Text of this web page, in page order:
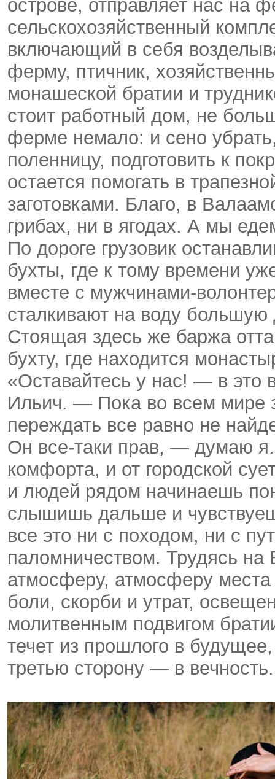
острове, отправляет нас
сельскохозяйственный
включающий в себя
ферму, птичник,
монашеской братии и
стоит работный дом, не
ферме немало: и сено
поленницу, подготовить к
остается помогать в
заготовками. Благо, в
грибах, ни в ягодах. А мы
По дороге грузовик
бухты, где к тому времени
вместе с мужчинами-
сталкивают на воду
Стоящая здесь же баржа
бухту, где находится
«Оставайтесь у нас! — в это
Ильич. — Пока во всем мире
переждать все равно не
Он все-таки прав, — думаю
комфорта, и от городской
и людей рядом начинаешь
слышишь дальше и
все это ни с походом, ни с
паломничеством. Трудясь
атмосферу, атмосферу
боли, скорби и утрат,
молитвенным подвигом
течет из прошлого в
третью сторону — в вечность.